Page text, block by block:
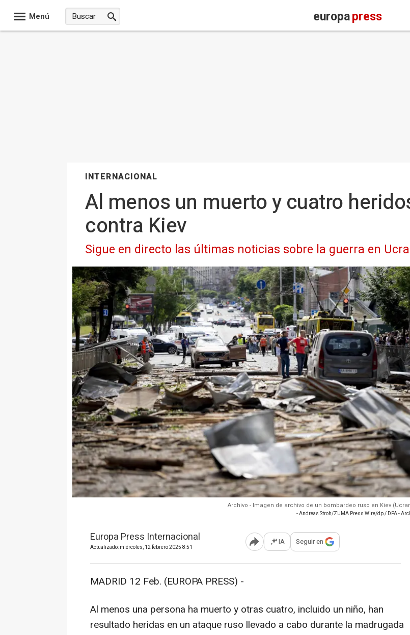
Menú europapress
INTERNACIONAL
Al menos un muerto y cuatro
contra Kiev
Sigue en directo las últimas noticias sobre la guerra en
Archivo - Imagen de archivo de un bombardeo ruso en Kiev
- Andreas Stroh/ZUMA Press Wire/dp / DPA -
Europa Press Internacional
Actualizado: miércoles, 12 febrero 2025 8:51 Abrir opciones para compartir
IA Seguir en
MADRID 12 Feb. (EUROPA PRESS) -
Al menos una persona ha muerto y otras cuatro, incluido un niño, han
resultado heridas en un ataque ruso llevado a cabo durante la madrugada